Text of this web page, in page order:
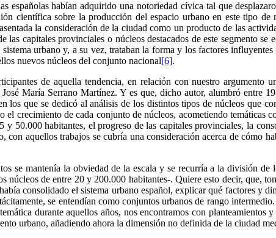
españolas habían adquirido una notoriedad cívica tal que
científica sobre la producción del espacio urbano en este tipo
la consideración de la ciudad como un producto de las
capitales provinciales o núcleos destacados de este segmento
urbano y, a su vez, trataban la forma y los factores
nuevos núcleos del conjunto nacional[6].
de aquella tendencia, en relación con nuestro
María Serrano Martínez. Y es que, dicho autor, alumbró entre
los que se dedicó al análisis de los distintos tipos de núcleos que
crecimiento de cada conjunto de núcleos, acometiendo temáticas
y 50.000 habitantes, el progreso de las capitales provinciales, la
aquellos trabajos se cubría una consideración acerca de cómo
se mantenía la obviedad de la escala y se recurría a la división
núcleos de entre 20 y 200.000 habitantes-. Quiere esto decir, que,
consolidado el sistema urbano español, explicar qué factores y
se entendían como conjuntos urbanos de rango
durante aquellos años, nos encontramos con planteamientos
urbano, añadiendo ahora la dimensión no definida de la ciudad